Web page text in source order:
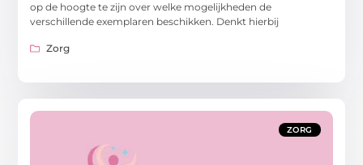
op de hoogte te zijn over welke mogelijkheden de
verschillende exemplaren beschikken. Denkt hierbij
Zorg
ZORG